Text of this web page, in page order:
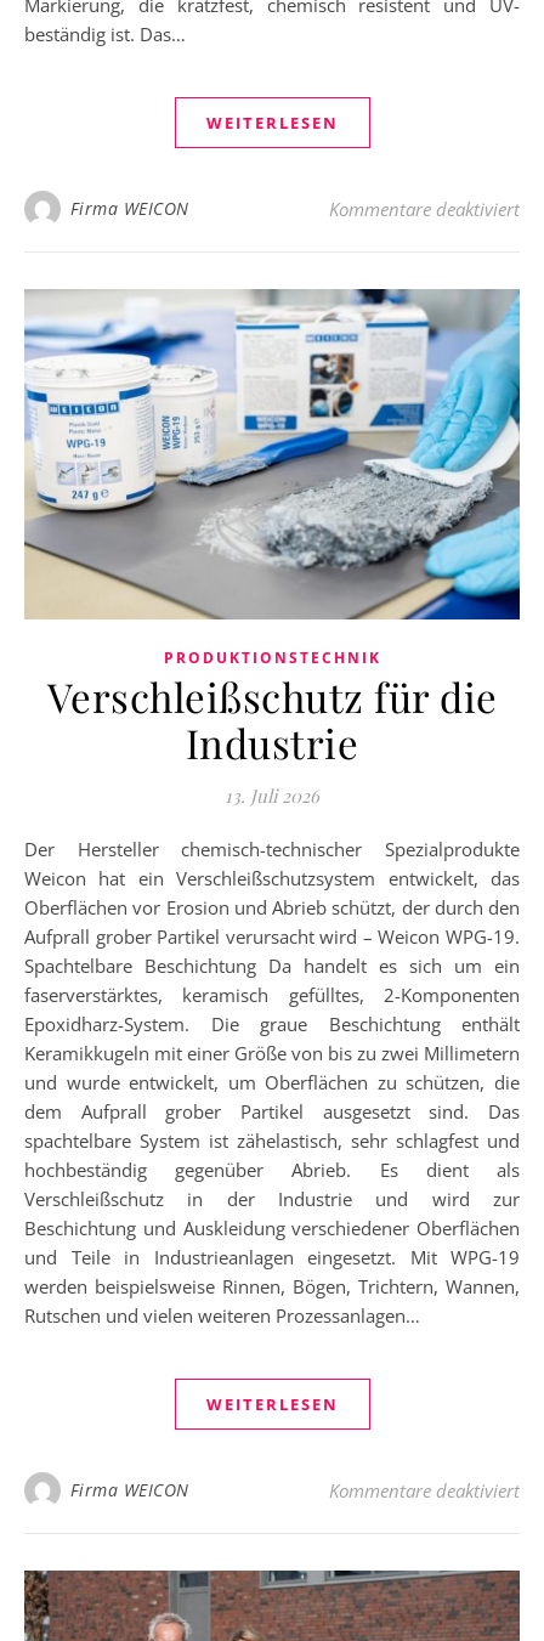
beständig ist. Das…
WEITERLESEN
Firma WEICON Kommentare deaktiviertfür
PRODUKTIONSTECHNIK
Verschleißschutz für die
Industrie
13. Juli 2026
Der Hersteller chemisch-technischer Spezialprodukte
Weicon hat ein Verschleißschutzsystem entwickelt, das
Oberflächen vor Erosion und Abrieb schützt, der durch den
Aufprall grober Partikel verursacht wird – Weicon WPG-19.
Spachtelbare Beschichtung Da handelt es sich um ein
faserverstärktes, keramisch gefülltes, 2-Komponenten
Epoxidharz-System. Die graue Beschichtung enthält
Keramikkugeln mit einer Größe von bis zu zwei Millimetern
und wurde entwickelt, um Oberflächen zu schützen, die
dem Aufprall grober Partikel ausgesetzt sind. Das
spachtelbare System ist zähelastisch, sehr schlagfest und
hochbeständig gegenüber Abrieb. Es dient als
Verschleißschutz in der Industrie und wird zur
Beschichtung und Auskleidung verschiedener Oberflächen
und Teile in Industrieanlagen eingesetzt. Mit WPG-19
werden beispielsweise Rinnen, Bögen, Trichtern, Wannen,
Rutschen und vielen weiteren Prozessanlagen…
WEITERLESEN
Firma WEICON Kommentare deaktiviert